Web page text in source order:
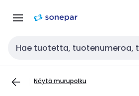
navigointiinsisältöön
Haku
Näytä murupolku